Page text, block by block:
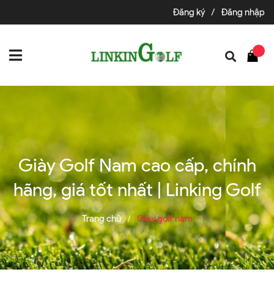
Đăng ký / Đăng nhập
Giày Golf Nam cao cấp, chính
hãng, giá tốt nhất | Linking Golf
Trang chủ / Giày golf nam